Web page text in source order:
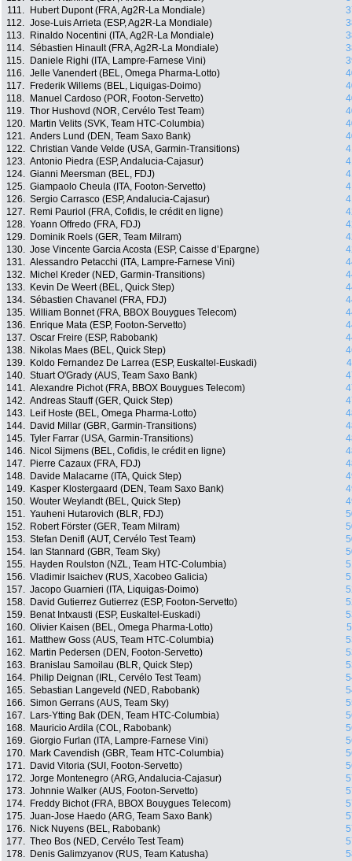
111.
Hubert Dupont (FRA, Ag2R-La Mondiale)
112. Jose-Luis Arrieta (ESP, Ag2R-La Mondiale)
113.
Rinaldo Nocentini (ITA, Ag2R-La Mondiale)
114. Sébastien Hinault (FRA, Ag2R-La Mondiale)
115.
Daniele Righi (ITA, Lampre-Farnese Vini)
116. Jelle Vanendert (BEL, Omega Pharma-Lotto)
117.
Frederik Willems (BEL, Liquigas-Doimo)
118.
Manuel Cardoso (POR, Footon-Servetto)
119. Thor Hushovd (NOR, Cervélo Test Team)
120.
Martin Velits (SVK, Team HTC-Columbia)
121. Anders Lund (DEN, Team Saxo Bank)
122. Christian Vande Velde (USA, Garmin-Transitions)
123. Antonio Piedra (ESP, Andalucia-Cajasur)
124. Gianni Meersman (BEL, FDJ)
125. Giampaolo Cheula (ITA, Footon-Servetto)
126. Sergio Carrasco (ESP, Andalucia-Cajasur)
127.
Remi Pauriol (FRA, Cofidis, le crédit en ligne)
128. Yoann Offredo (FRA, FDJ)
129.
Dominik Roels (GER, Team Milram)
130. Jose Vincente Garcia Acosta (ESP, Caisse d’Epargne)
131. Alessandro Petacchi (ITA, Lampre-Farnese Vini)
132.
Michel Kreder (NED, Garmin-Transitions)
133.
Kevin De Weert (BEL, Quick Step)
134. Sébastien Chavanel (FRA, FDJ)
135. William Bonnet (FRA, BBOX Bouygues Telecom)
136.
Enrique Mata (ESP, Footon-Servetto)
137. Oscar Freire (ESP, Rabobank)
138.
Nikolas Maes (BEL, Quick Step)
139.
Koldo Fernandez De Larrea (ESP, Euskaltel-Euskadi)
140. Stuart O'Grady (AUS, Team Saxo Bank)
141. Alexandre Pichot (FRA, BBOX Bouygues Telecom)
142. Andreas Stauff (GER, Quick Step)
143.
Leif Hoste (BEL, Omega Pharma-Lotto)
144.
David Millar (GBR, Garmin-Transitions)
145. Tyler Farrar (USA, Garmin-Transitions)
146.
Nicol Sijmens (BEL, Cofidis, le crédit en ligne)
147.
Pierre Cazaux (FRA, FDJ)
148.
Davide Malacarne (ITA, Quick Step)
149.
Kasper Klostergaard (DEN, Team Saxo Bank)
150. Wouter Weylandt (BEL, Quick Step)
151. Yauheni Hutarovich (BLR, FDJ)
152.
Robert Förster (GER, Team Milram)
153. Stefan Denifl (AUT, Cervélo Test Team)
154.
Ian Stannard (GBR, Team Sky)
155.
Hayden Roulston (NZL, Team HTC-Columbia)
156. Vladimir Isaichev (RUS, Xacobeo Galicia)
157. Jacopo Guarnieri (ITA, Liquigas-Doimo)
158.
David Gutierrez Gutierrez (ESP, Footon-Servetto)
159.
Benat Intxausti (ESP, Euskaltel-Euskadi)
160. Olivier Kaisen (BEL, Omega Pharma-Lotto)
161.
Matthew Goss (AUS, Team HTC-Columbia)
162.
Martin Pedersen (DEN, Footon-Servetto)
163.
Branislau Samoilau (BLR, Quick Step)
164.
Philip Deignan (IRL, Cervélo Test Team)
165. Sebastian Langeveld (NED, Rabobank)
166. Simon Gerrans (AUS, Team Sky)
167.
Lars-Ytting Bak (DEN, Team HTC-Columbia)
168.
Mauricio Ardila (COL, Rabobank)
169. Giorgio Furlan (ITA, Lampre-Farnese Vini)
170.
Mark Cavendish (GBR, Team HTC-Columbia)
171.
David Vitoria (SUI, Footon-Servetto)
172. Jorge Montenegro (ARG, Andalucia-Cajasur)
173. Johnnie Walker (AUS, Footon-Servetto)
174.
Freddy Bichot (FRA, BBOX Bouygues Telecom)
175. Juan-Jose Haedo (ARG, Team Saxo Bank)
176.
Nick Nuyens (BEL, Rabobank)
177. Theo Bos (NED, Cervélo Test Team)
178.
Denis Galimzyanov (RUS, Team Katusha)